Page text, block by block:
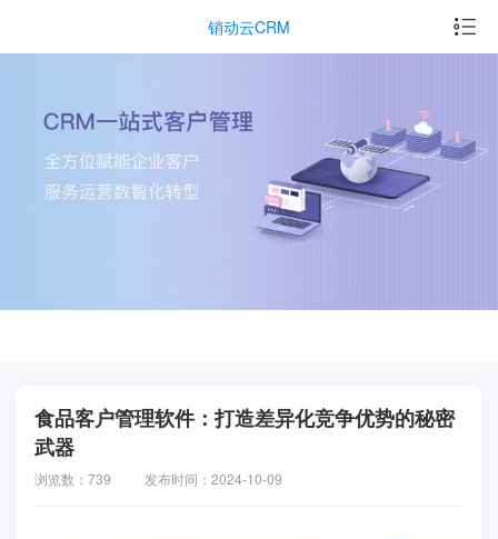
销动云CRM
食品客户管理软件：打造差异化竞争优势的秘密
武器
浏览数：739 发布时间：2024-10-09